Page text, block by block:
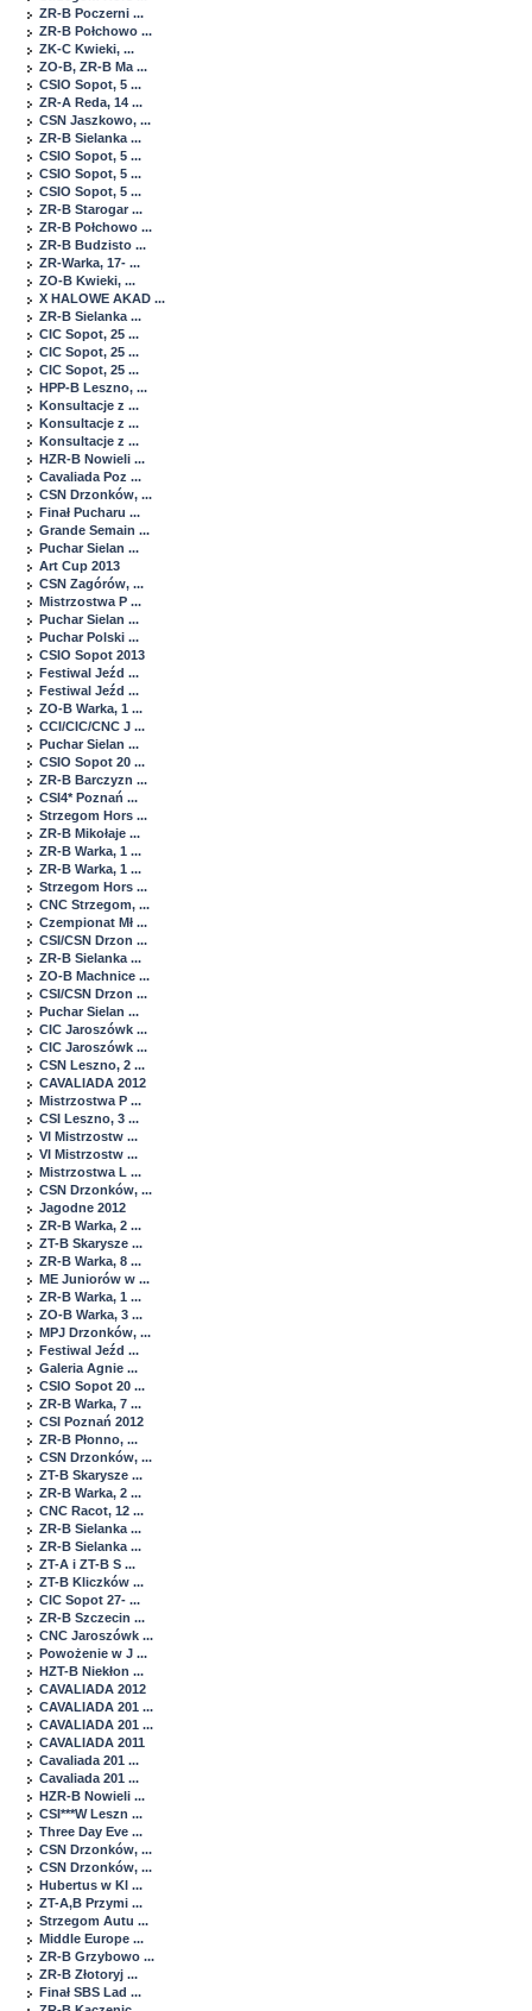
ZR-B Poczerni ...
ZR-B Połchowo ...
ZK-C Kwieki, ...
ZO-B, ZR-B Ma ...
CSIO Sopot, 5 ...
ZR-A Reda, 14 ...
CSN Jaszkowo, ...
ZR-B Sielanka ...
CSIO Sopot, 5 ...
CSIO Sopot, 5 ...
CSIO Sopot, 5 ...
ZR-B Starogar ...
ZR-B Połchowo ...
ZR-B Budzisto ...
ZR-Warka, 17- ...
ZO-B Kwieki, ...
X HALOWE AKAD ...
ZR-B Sielanka ...
CIC Sopot, 25 ...
CIC Sopot, 25 ...
CIC Sopot, 25 ...
HPP-B Leszno, ...
Konsultacje z ...
Konsultacje z ...
Konsultacje z ...
HZR-B Nowieli ...
Cavaliada Poz ...
CSN Drzonków, ...
Finał Pucharu ...
Grande Semain ...
Puchar Sielan ...
Art Cup 2013
CSN Zagórów, ...
Mistrzostwa P ...
Puchar Sielan ...
Puchar Polski ...
CSIO Sopot 2013
Festiwal Jeźd ...
Festiwal Jeźd ...
ZO-B Warka, 1 ...
CCI/CIC/CNC J ...
Puchar Sielan ...
CSIO Sopot 20 ...
ZR-B Barczyzn ...
CSI4* Poznań ...
Strzegom Hors ...
ZR-B Mikołaje ...
ZR-B Warka, 1 ...
ZR-B Warka, 1 ...
Strzegom Hors ...
CNC Strzegom, ...
Czempionat Mł ...
CSI/CSN Drzon ...
ZR-B Sielanka ...
ZO-B Machnice ...
CSI/CSN Drzon ...
Puchar Sielan ...
CIC Jaroszówk ...
CIC Jaroszówk ...
CSN Leszno, 2 ...
CAVALIADA 2012
Mistrzostwa P ...
CSI Leszno, 3 ...
VI Mistrzostw ...
VI Mistrzostw ...
Mistrzostwa L ...
CSN Drzonków, ...
Jagodne 2012
ZR-B Warka, 2 ...
ZT-B Skarysze ...
ZR-B Warka, 8 ...
ME Juniorów w ...
ZR-B Warka, 1 ...
ZO-B Warka, 3 ...
MPJ Drzonków, ...
Festiwal Jeźd ...
Galeria Agnie ...
CSIO Sopot 20 ...
ZR-B Warka, 7 ...
CSI Poznań 2012
ZR-B Płonno, ...
CSN Drzonków, ...
ZT-B Skarysze ...
ZR-B Warka, 2 ...
CNC Racot, 12 ...
ZR-B Sielanka ...
ZR-B Sielanka ...
ZT-A i ZT-B S ...
ZT-B Kliczków ...
CIC Sopot 27- ...
ZR-B Szczecin ...
CNC Jaroszówk ...
Powożenie w J ...
HZT-B Niekłon ...
CAVALIADA 2012
CAVALIADA 201 ...
CAVALIADA 201 ...
CAVALIADA 2011
Cavaliada 201 ...
Cavaliada 201 ...
HZR-B Nowieli ...
CSI***W Leszn ...
Three Day Eve ...
CSN Drzonków, ...
CSN Drzonków, ...
Hubertus w Kl ...
ZT-A,B Przymi ...
Strzegom Autu ...
Middle Europe ...
ZR-B Grzybowo ...
ZR-B Złotoryj ...
Finał SBS Lad ...